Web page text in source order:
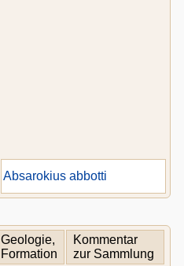
Absarokius abbotti
Geologie,
Formation
Kommentar
zur Sammlung